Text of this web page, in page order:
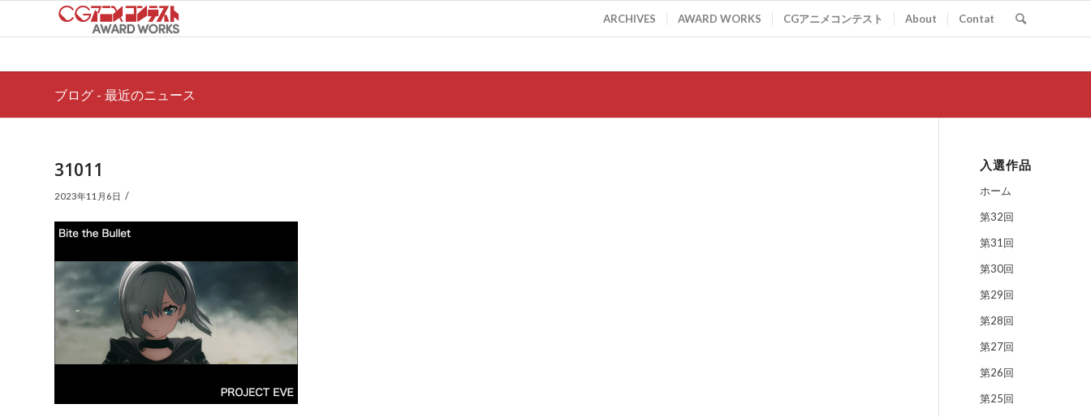
ARCHIVES AWARD WORKS CGアニメコンテスト About Contat
ブログ - 最近のニュース
31011
2023年11月6日 /
入選作品
ホーム
第32回
第31回
第30回
第29回
第28回
第27回
第26回
第25回